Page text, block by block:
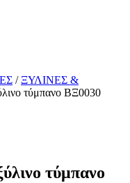
/ΞΥΛΙΝΕΣ &
τύμπανο ΒΞ0030
τύμπανο